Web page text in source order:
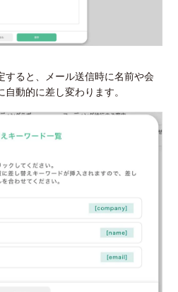
すると、メール送信時に名前や会
動的に差し変わります。